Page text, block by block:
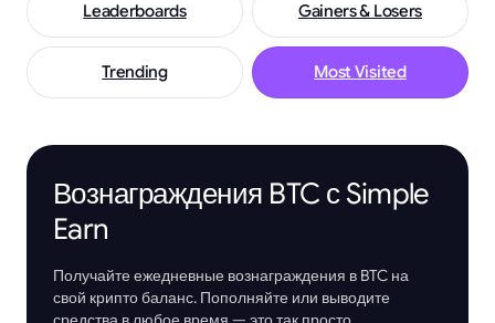
Leaderboards Gainers & Losers
Trending Most Visited
Вознаграждения BTC с Simple
Earn
Получайте ежедневные вознаграждения в BTC на
свой крипто баланс. Пополняйте или выводите